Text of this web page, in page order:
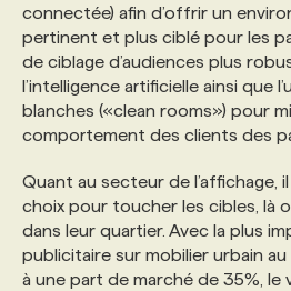
connectée) afin d’offrir un
pertinent et plus ciblé pour les
de ciblage d’audiences plus
l’intelligence artificielle ainsi que
blanches («clean rooms») pour
comportement des clients des
Quant au secteur de l’affichage,
choix pour toucher les cibles, là
dans leur quartier. Avec la plus
publicitaire sur mobilier urbain
à une part de marché de 35%, le